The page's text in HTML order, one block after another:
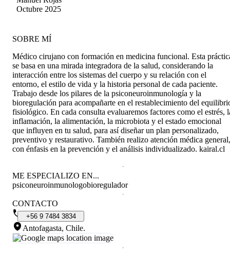
Octubre 2025
SOBRE MÍ
Médico cirujano con formación en medicina funcional. Esta
se basa en una mirada integradora de la salud, considerando la
interacción entre los sistemas del cuerpo y su relación con el
entorno, el estilo de vida y la historia personal de cada paciente.
Trabajo desde los pilares de la psiconeuroinmunología y la
bioregulación para acompañarte en el restablecimiento del
fisiológico. En cada consulta evaluaremos factores como el estrés,
inflamación, la alimentación, la microbiota y el estado emocional
que influyen en tu salud, para así diseñar un plan personalizado,
preventivo y restaurativo. También realizo atención médica general,
con énfasis en la prevención y el análisis individualizado. kairal.cl
ME ESPECIALIZO EN...
psiconeuroinmunologobioregulador
CONTACTO
+56 9 7484 3834
Antofagasta, Chile.